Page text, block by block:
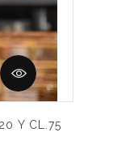
Y CL.75